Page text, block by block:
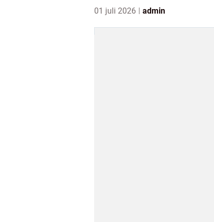
01 juli 2026 admin